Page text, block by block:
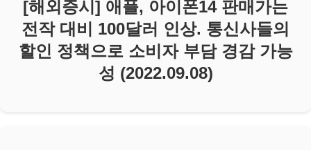
[해외증시] 애플, 아이폰14 판매가는
전작 대비 100달러 인상. 통신사들의
할인 정책으로 소비자 부담 경감 가능
성 (2022.09.08)